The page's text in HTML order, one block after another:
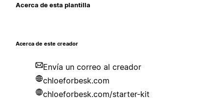
Acerca de esta plantilla
Acerca de este creador
Envía un correo al creador
chloeforbesk.com
chloeforbesk.com/starter-kit